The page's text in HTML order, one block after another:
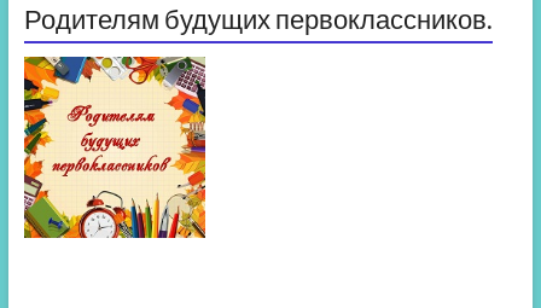
Родителям будущих первоклассников.